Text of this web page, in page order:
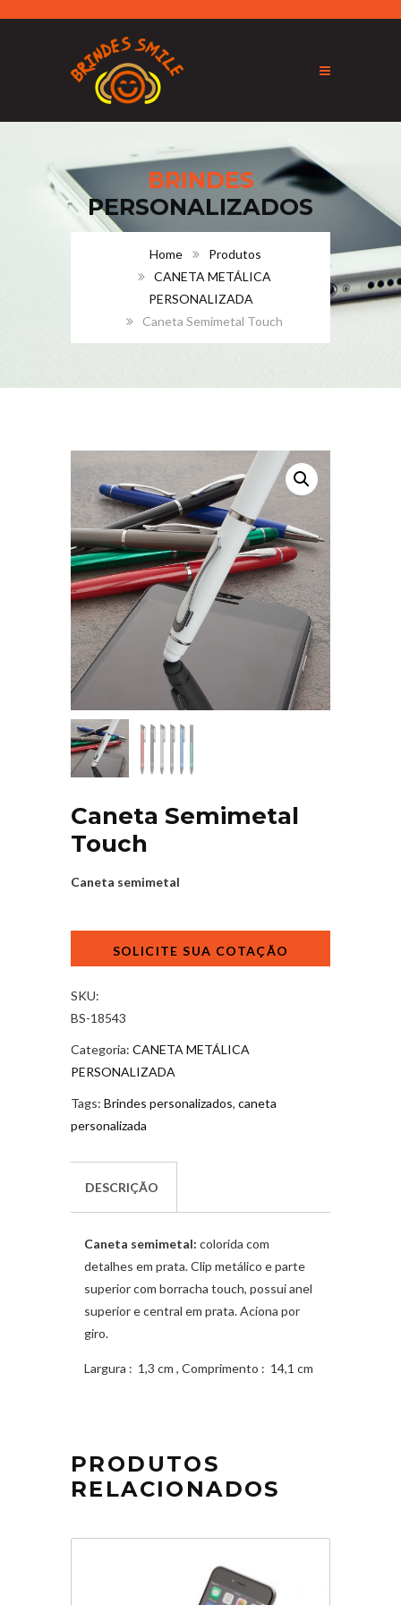
BRINDES
PERSONALIZADOS
Home
Produtos
CANETA METÁLICA
PERSONALIZADA
Caneta Semimetal Touch
Caneta Semimetal
Touch
Caneta semimetal
SKU:
BS-18543
Categoria: CANETA METÁLICA
PERSONALIZADA
Tags: Brindes personalizados, caneta
personalizada
DESCRIÇÃO
Caneta semimetal: colorida com
detalhes em prata. Clip metálico e parte
superior com borracha touch, possui anel
superior e central em prata. Aciona por
giro.
Largura : 1,3 cm , Comprimento : 14,1 cm
PRODUTOS
RELACIONADOS